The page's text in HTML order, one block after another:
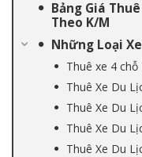
Bảng Giá
Theo K/M
Những Loại
Thuê xe 4 chỗ
Thuê Xe Du
Thuê Xe Du
Thuê Xe Du
Thuê Xe Du